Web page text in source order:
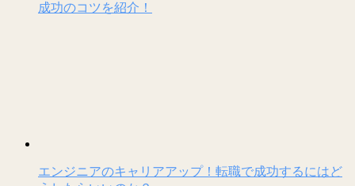
成功のコツを紹介！
エンジニアのキャリアアップ！転職で成功するにはど